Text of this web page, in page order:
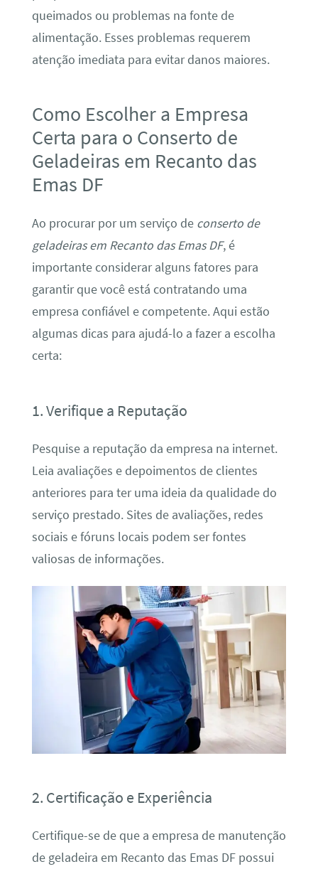
queimados ou problemas na fonte de
alimentação. Esses problemas requerem
atenção imediata para evitar danos maiores.
Como Escolher a Empresa
Certa para o Conserto de
Geladeiras em Recanto das
Emas DF
Ao procurar por um serviço de conserto de
geladeiras em Recanto das Emas DF, é
importante considerar alguns fatores para
garantir que você está contratando uma
empresa confiável e competente. Aqui estão
algumas dicas para ajudá-lo a fazer a escolha
certa:
1. Verifique a Reputação
Pesquise a reputação da empresa na internet.
Leia avaliações e depoimentos de clientes
anteriores para ter uma ideia da qualidade do
serviço prestado. Sites de avaliações, redes
sociais e fóruns locais podem ser fontes
valiosas de informações.
2. Certificação e Experiência
Certifique-se de que a empresa de manutenção
de geladeira em Recanto das Emas DF possui